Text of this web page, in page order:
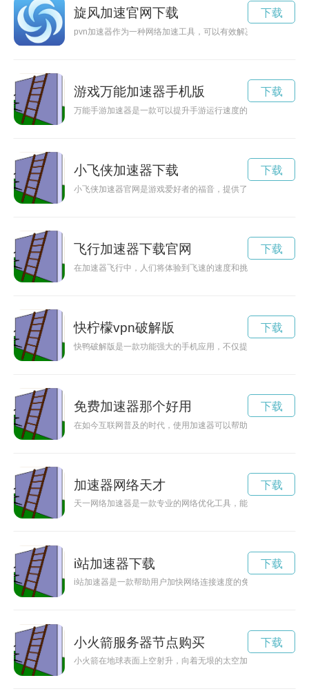
旋风加速官网下载
pvn加速器作为一种网络加速工具，可以有效解决网速瓶颈问题
下载
游戏万能加速器手机版
万能手游加速器是一款可以提升手游运行速度的神奇工具，让
下载
小飞侠加速器下载
小飞侠加速器官网是游戏爱好者的福音，提供了更顺畅的游戏
下载
飞行加速器下载官网
在加速器飞行中，人们将体验到飞速的速度和挑战，尽情享受飞
下载
快柠檬vpn破解版
快鸭破解版是一款功能强大的手机应用，不仅提供更多实用功
下载
免费加速器那个好用
在如今互联网普及的时代，使用加速器可以帮助提高网络速度
下载
加速器网络天才
天一网络加速器是一款专业的网络优化工具，能够有效提升网
下载
i站加速器下载
i站加速器是一款帮助用户加快网络连接速度的免费工具，可有
下载
小火箭服务器节点购买
小火箭在地球表面上空射升，向着无垠的太空加速前进，展开一
下载